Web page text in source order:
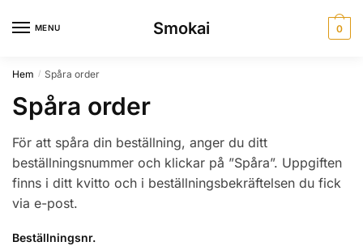
MENU Smokai 0
Hem / Spåra order
Spåra order
För att spåra din beställning, anger du ditt
beställningsnummer och klickar på ”Spåra”. Uppgiften
finns i ditt kvitto och i beställningsbekräftelsen du fick
via e-post.
Beställningsnr.